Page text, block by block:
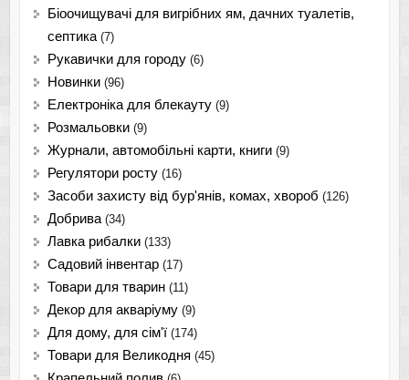
Біоочищувачі для вигрібних ям, дачних туалетів,
септика (7)
Рукавички для городу (6)
Новинки (96)
Електроніка для блекауту (9)
Розмальовки (9)
Журнали, автомобільні карти, книги (9)
Регулятори росту (16)
Засоби захисту від бур'янів, комах, хвороб (126)
Добрива (34)
Лавка рибалки (133)
Садовий інвентар (17)
Товари для тварин (11)
Декор для акваріуму (9)
Для дому, для сім'ї (174)
Товари для Великодня (45)